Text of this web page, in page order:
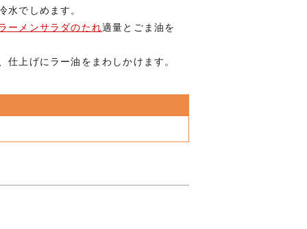
でしめます。
ーメンサラダのたれ適量とごま油を
上げにラー油をまわしかけます。